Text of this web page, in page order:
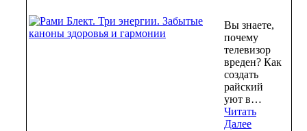
Вы знаете,
почему
телевизор
вреден? Как
создать
райский
уют в…
Читать
Далее